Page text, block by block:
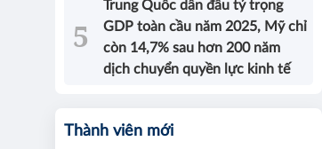
Trung Quốc dẫn đầu tỷ trọng
GDP toàn cầu năm 2025, Mỹ chỉ
còn 14,7% sau hơn 200 năm
dịch chuyển quyền lực kinh tế
Thành viên mới